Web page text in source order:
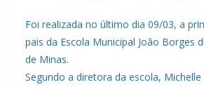
Foi realizada no último dia 09/03, a
pais da Escola Municipal João Borges
de Minas.
Segundo a diretora da escola,